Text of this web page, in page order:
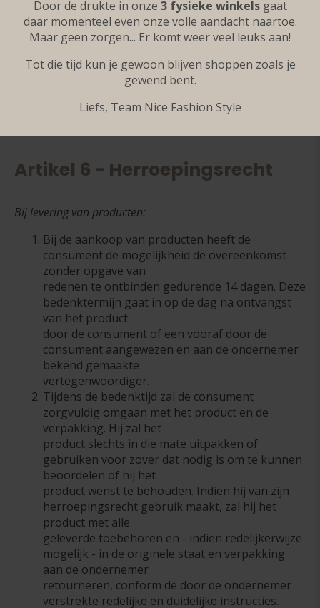
jaar of van onbepaalde duur is.
In geval van een duurtransactie is de bepaling in
het vorige lid slechts van toepassing op de
eerste levering.
Iedere overeenkomst wordt aangegaan onder
beschikbaarheid
Artikel 6 - Herroepingsrecht
Bij levering van producten:
Bij de aankoop van producten heeft de
consument de mogelijkheid de overeenkomst
zonder opgave van
redenen te ontbinden gedurende 14 dagen. Deze
bedenktermijn gaat in op de dag na ontvangst
van het product
door de consument of een vooraf door de
consument aangewezen en aan de ondernemer
bekend gemaakte
vertegenwoordiger.
Tijdens de bedenktijd zal de consument
zorgvuldig omgaan met het product en de
verpakking. Hij zal het
product slechts in die mate uitpakken of
gebruiken voor zover dat nodig is om te kunnen
beoordelen of hij het
product wenst te behouden. Indien hij van zijn
herroepingsrecht gebruik maakt, zal hij het
product met alle
geleverde toebehoren en - indien redelijkerwijze
mogelijk - in de originele staat en verpakking
aan de ondernemer
retourneren, conform de door de ondernemer
verstrekte redelijke en duidelijke instructies.
Door de drukte in onze 3 fysieke winkelsgaat
daar momenteel even onze volle aandacht naartoe.
Maar geen zorgen... Er komt weer veel leuks aan!
Tot die tijd kun je gewoon blijven shoppen zoals je
gewend bent.
Liefs, Team Nice Fashion Style